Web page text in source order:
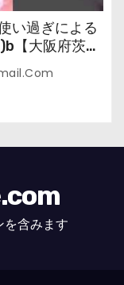
い過ぎによる
【大阪府茨木
ます。】
を含みます